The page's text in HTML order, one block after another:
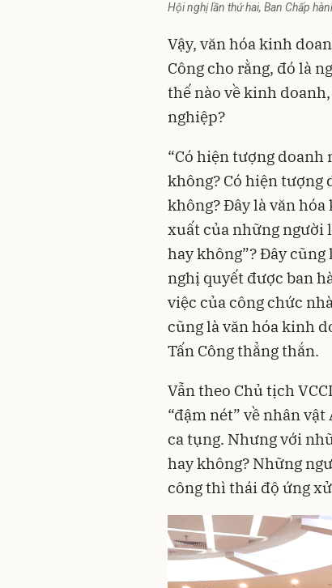
Hội nghị lần thứ hai, Ban Chấp
Vậy, văn hóa kinh
Công cho rằng, đó là
thế nào về kinh
nghiệp?
“Có hiện tượng doanh
không? Có hiện tượng
không? Đây là văn
xuất của những người
hay không”? Đây
nghị quyết được ban
việc của công chức
cũng là văn hóa kinh
Tấn Công thẳng thắn.
Vẫn theo Chủ tịch
“đậm nét” về nhân
ca tụng. Nhưng với
hay không? Những
công thì thái độ ứng